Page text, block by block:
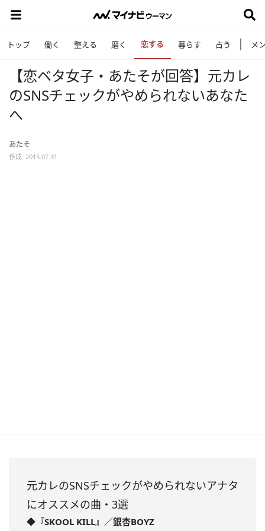
トップ 働く 整える 磨く 恋する 暮らす 占う メ
【恋ベタ女子・あたそが回答】元カレ
のSNSチェックがやめられないあなた
へ
あたそ
作成: 2015.07.31
元カレのSNSチェックがやめられないアナタ
にオススメの曲・3選
◆『SKOOL KILL』／銀杏BOYZ